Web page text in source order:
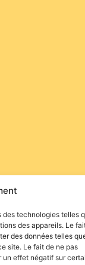
des technologies telles
des appareils. Le
des données telles
site. Le fait de ne pas
un effet négatif sur